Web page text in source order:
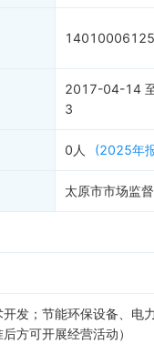
2017-04-14
3
0人 (2025年
太原市市场监
发；节能环保设备、
方可开展经营活动）